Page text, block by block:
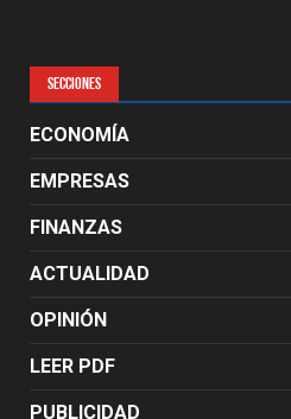
SECCIONES
ECONOMÍA
EMPRESAS
FINANZAS
ACTUALIDAD
OPINIÓN
LEER PDF
PUBLICIDAD